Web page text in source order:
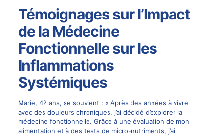
Témoignages sur l’Impact
de la Médecine
Fonctionnelle sur les
Inflammations
Systémiques
Marie, 42 ans, se souvient : « Après des années à vivre
avec des douleurs chroniques, j’ai décidé d’explorer la
médecine fonctionnelle. Grâce à une évaluation de mon
alimentation et à des tests de micro-nutriments, j’ai